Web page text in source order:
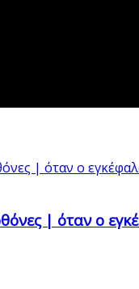
| όταν ο